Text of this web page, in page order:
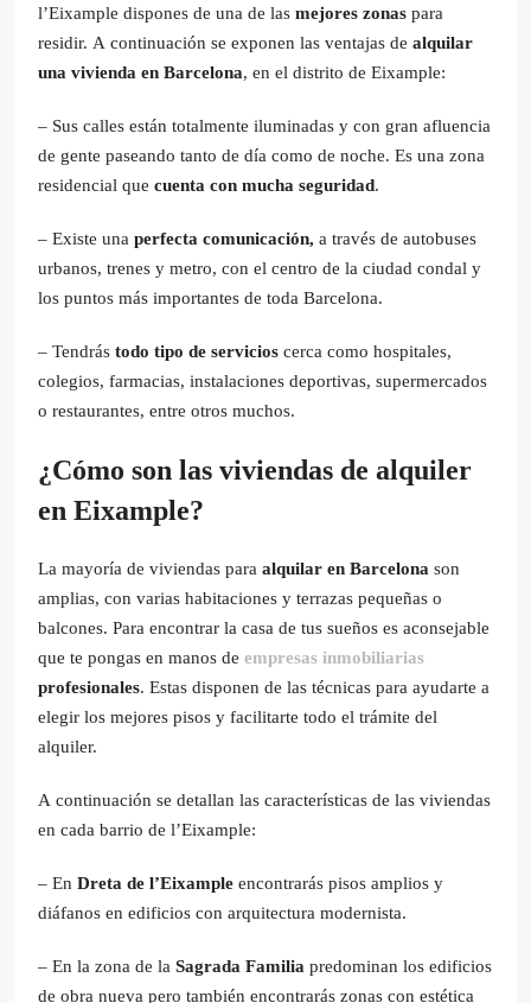
l’Eixample dispones de una de las mejores zonas para
residir. A continuación se exponen las ventajas de alquilar
una vivienda en Barcelona, en el distrito de Eixample:
– Sus calles están totalmente iluminadas y con gran afluencia
de gente paseando tanto de día como de noche. Es una zona
residencial que cuenta con mucha seguridad.
– Existe una perfecta comunicación, a través de autobuses
urbanos, trenes y metro, con el centro de la ciudad condal y
los puntos más importantes de toda Barcelona.
– Tendrás todo tipo de servicios cerca como hospitales,
colegios, farmacias, instalaciones deportivas, supermercados
o restaurantes, entre otros muchos.
¿Cómo son las viviendas de alquiler
en Eixample?
La mayoría de viviendas para alquilar en Barcelona son
amplias, con varias habitaciones y terrazas pequeñas o
balcones. Para encontrar la casa de tus sueños es aconsejable
que te pongas en manos de empresas inmobiliarias
profesionales. Estas disponen de las técnicas para ayudarte a
elegir los mejores pisos y facilitarte todo el trámite del
alquiler.
A continuación se detallan las características de las viviendas
en cada barrio de l’Eixample:
– En Dreta de l’Eixample encontrarás pisos amplios y
diáfanos en edificios con arquitectura modernista.
– En la zona de la Sagrada Familia predominan los edificios
de obra nueva pero también encontrarás zonas con estética